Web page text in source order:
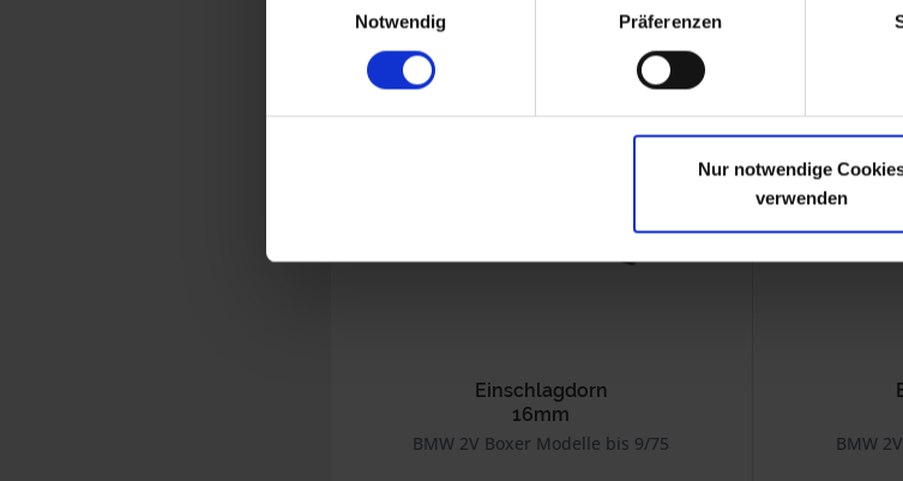
Notwendig
Präferenzen
Nur notwendige
verwenden
Art.Nr. 2123332Z
Einschlagdorn
16mm
BMW 2V Boxer Modelle bis 9/75
BMW